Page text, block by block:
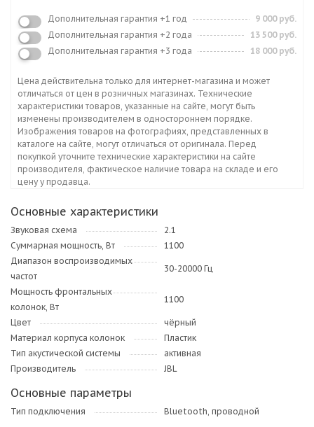
Дополнительная гарантия +1 год
9 000 руб.
Дополнительная гарантия +2 года
13 500 руб.
Дополнительная гарантия +3 года
18 000 руб.
Цена действительна только для интернет-магазина и может
отличаться от цен в розничных магазинах. Технические
характеристики товаров, указанные на сайте, могут быть
изменены производителем в одностороннем порядке.
Изображения товаров на фотографиях, представленных в
каталоге на сайте, могут отличаться от оригинала. Перед
покупкой уточните технические характеристики на сайте
производителя, фактическое наличие товара на складе и его
цену у продавца.
Основные характеристики
Звуковая схема
2.1
Суммарная мощность, Вт
1100
Диапазон воспроизводимых
частот
30-20000 Гц
Мощность фронтальных
колонок, Вт
1100
Цвет
чёрный
Материал корпуса колонок
Пластик
Тип акустической системы
активная
Производитель
JBL
Основные параметры
Тип подключения Bluetooth, проводной